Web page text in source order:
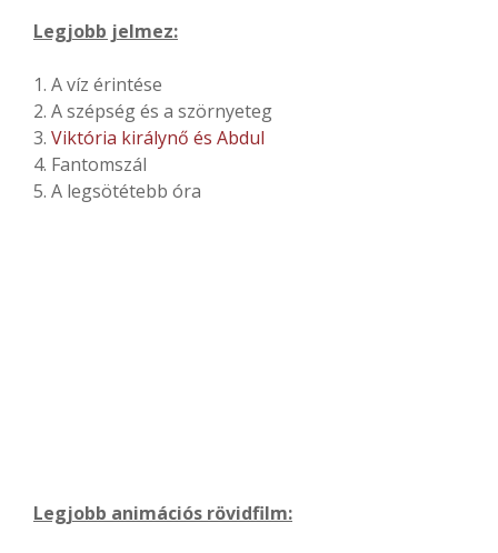
Legjobb jelmez:
1. A víz érintése
2. A szépség és a szörnyeteg
3. Viktória királynő és Abdul
4. Fantomszál
5. A legsötétebb óra
Legjobb animációs rövidfilm: